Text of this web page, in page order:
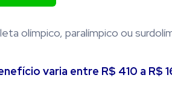
olímpico, paralímpico ou
varia entre R$ 410 a R$